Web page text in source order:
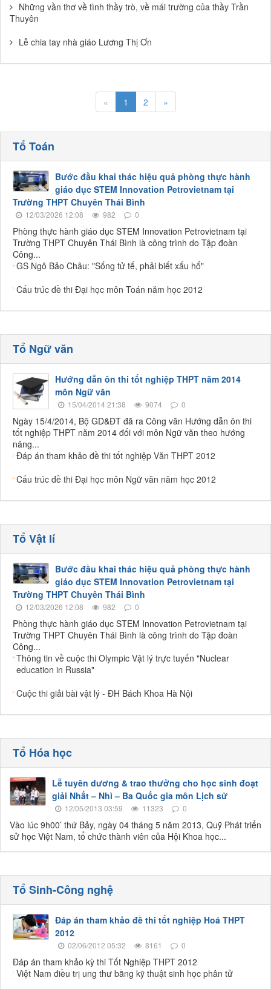
Những vần thơ về tình thầy trò, về mái trường của thầy Trần
Thuyên
Lễ chia tay nhà giáo Lương Thị Ơn
« 1 2 »
Tổ Toán
Bước đầu khai thác hiệu quả phòng thực hành
giáo dục STEM Innovation Petrovietnam tại
Trường THPT Chuyên Thái Bình
12/03/2026 12:08 982 0
Phòng thực hành giáo dục STEM Innovation Petrovietnam tại
Trường THPT Chuyên Thái Bình là công trình do Tập đoàn
Công...
GS Ngô Bảo Châu: "Sống tử tế, phải biết xấu hổ"
Cấu trúc đề thi Đại học môn Toán năm học 2012
Tổ Ngữ văn
Hướng dẫn ôn thi tốt nghiệp THPT năm 2014
môn Ngữ văn
15/04/2014 21:38 9074 0
Ngày 15/4/2014, Bộ GD&ĐT đã ra Công văn Hướng dẫn ôn thi
tốt nghiệp THPT năm 2014 đối với môn Ngữ văn theo hướng
nâng...
Đáp án tham khảo đề thi tốt nghiệp Văn THPT 2012
Cấu trúc đề thi Đại học môn Ngữ văn năm học 2012
Tổ Vật lí
Bước đầu khai thác hiệu quả phòng thực hành
giáo dục STEM Innovation Petrovietnam tại
Trường THPT Chuyên Thái Bình
12/03/2026 12:08 982 0
Phòng thực hành giáo dục STEM Innovation Petrovietnam tại
Trường THPT Chuyên Thái Bình là công trình do Tập đoàn
Công...
Thông tin về cuộc thi Olympic Vật lý trực tuyến "Nuclear
education in Russia"
Cuộc thi giải bài vật lý - ĐH Bách Khoa Hà Nội
Tổ Hóa học
Lễ tuyên dương & trao thưởng cho học sinh đoạt
giải Nhất – Nhì – Ba Quốc gia môn Lịch sử
12/05/2013 03:59 11323 0
Vào lúc 9h00’ thứ Bảy, ngày 04 tháng 5 năm 2013, Quỹ Phát triển
sử học Việt Nam, tổ chức thành viên của Hội Khoa học...
Tổ Sinh-Công nghệ
Đáp án tham khảo đề thi tốt nghiệp Hoá THPT
2012
02/06/2012 05:32 8161 0
Đáp án tham khảo kỳ thi Tốt Nghiệp THPT 2012
Việt Nam điều trị ung thư bằng kỹ thuật sinh học phân tử